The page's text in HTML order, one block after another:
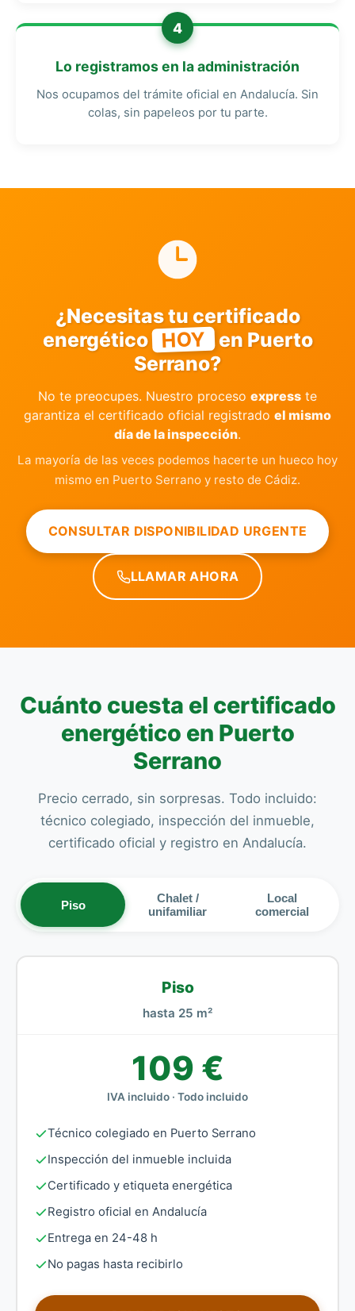
4
Lo registramos en la administración
Nos ocupamos del trámite oficial en Andalucía. Sin
colas, sin papeleos por tu parte.
¿Necesitas tu certificado
energético HOY en Puerto
Serrano?
No te preocupes. Nuestro proceso express te
garantiza el certificado oficial registrado el mismo
día de la inspección.
La mayoría de las veces podemos hacerte un hueco hoy
mismo en Puerto Serrano y resto de Cádiz.
CONSULTAR DISPONIBILIDAD URGENTE
LLAMAR AHORA
Cuánto cuesta el certificado
energético en Puerto
Serrano
Precio cerrado, sin sorpresas. Todo incluido:
técnico colegiado, inspección del inmueble,
certificado oficial y registro en Andalucía.
Piso
Chalet /
unifamiliar
Local
comercial
Piso
hasta 25 m²
109 €
IVA incluido · Todo incluido
Técnico colegiado en Puerto Serrano
Inspección del inmueble incluida
Certificado y etiqueta energética
Registro oficial en Andalucía
Entrega en 24-48 h
No pagas hasta recibirlo